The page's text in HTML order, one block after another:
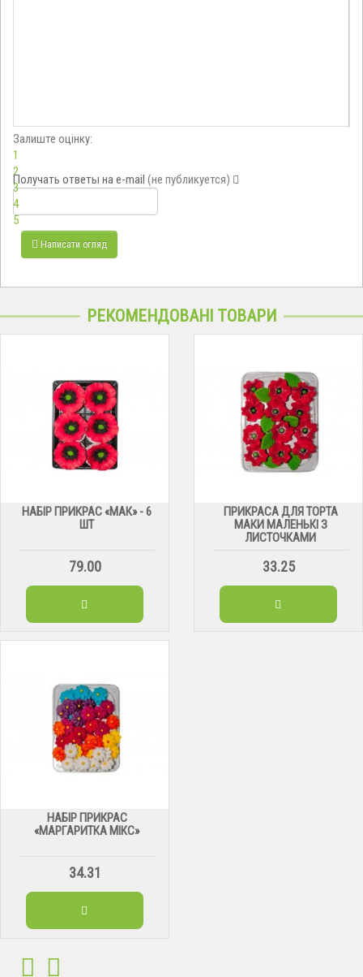
Залиште оцінку:
1
2
3
4
5
Получать ответы на e-mail (не публикуется)
Написати огляд
РЕКОМЕНДОВАНІ ТОВАРИ
НАБІР ПРИКРАС «МАК» - 6
ШТ
79.00
ПРИКРАСА ДЛЯ ТОРТА
МАКИ МАЛЕНЬКІ З
ЛИСТОЧКАМИ
33.25
НАБІР ПРИКРАС
«МАРГАРИТКА МІКС»
34.31